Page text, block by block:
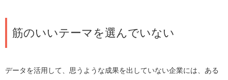
筋のいいテーマを選んでいない
データを活用して、思うような成果を出していない企業には、ある